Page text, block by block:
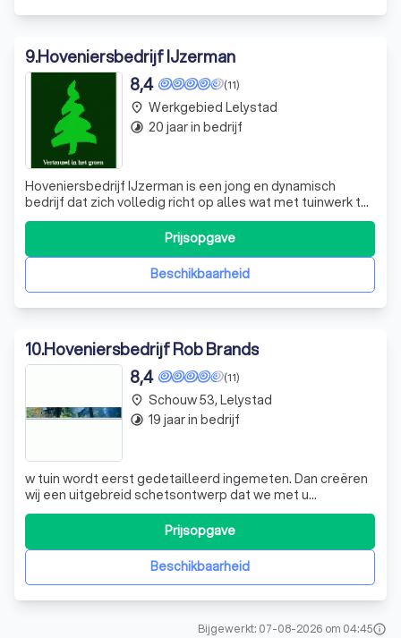
9.Hoveniersbedrijf IJzerman
(11)
8,4
Hoveniersbedrijf IJzerman is een jong en dynamisch
bedrijf dat zich volledig richt op alles wat met tuinwerk te
maken heeft. Van het ontwerpen van uw droomtuin tot de
aanleg ervan, en van het onderhoud tot de renovatie, wij
pakken het allemaal aan. Wij begrijpen dat u een bepaalde
sfeer of idee in g
Beschikbaarheid
Prijsopgave
place Werkgebied Lelystad
timelapse 20 jaar in bedrijf
10.Hoveniersbedrijf Rob Brands
(11)
8,4
w tuin wordt eerst gedetailleerd ingemeten. Dan creëren
wij een uitgebreid schetsontwerp dat we met u
bespreken en waarin we uw aanpassingen verwerken.
Hierna bepalen we de materialen en de beplanting. We
kiezen alleen voor duurzame materialen, die op lange
termijn het beste resultaat opleveren.
Beschikbaarheid
Prijsopgave
place Schouw 53, Lelystad
timelapse 19 jaar in bedrijf
Bijgewerkt: 07-08-2026 om 04:45info